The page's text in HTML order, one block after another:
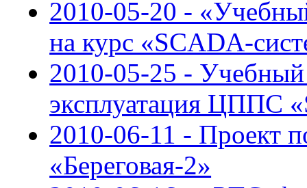
2010-05-20 -
на курс «SCADA-
2010-05-25 -
эксплуатация ЦППС
2010-06-11 - Проект
«Береговая-2»